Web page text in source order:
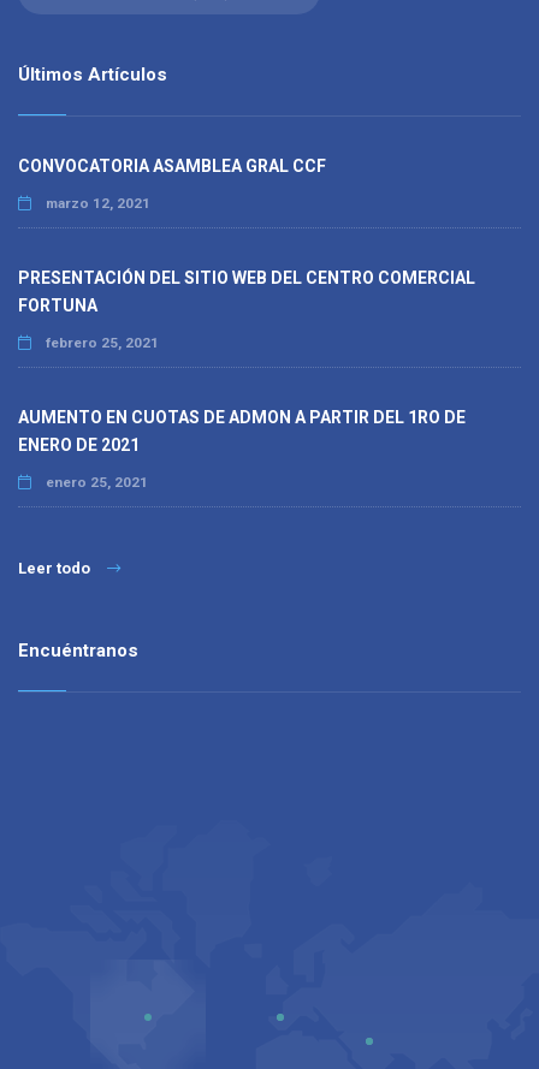
Últimos Artículos
CONVOCATORIA ASAMBLEA GRAL CCF
marzo 12, 2021
PRESENTACIÓN DEL SITIO WEB DEL CENTRO COMERCIAL
FORTUNA
febrero 25, 2021
AUMENTO EN CUOTAS DE ADMON A PARTIR DEL 1RO DE
ENERO DE 2021
enero 25, 2021
Leer todo
Encuéntranos